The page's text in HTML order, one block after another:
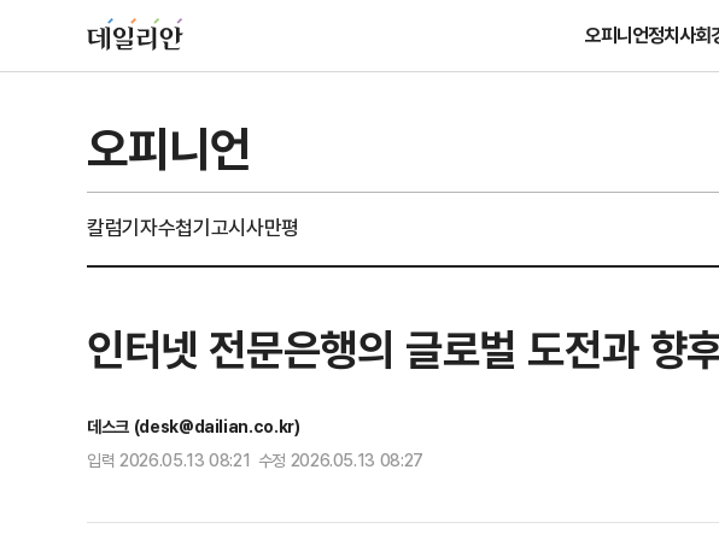
오피니언정치사회
오피니언
칼럼기자수첩기고시사만평
인터넷 전문은행의 글로벌 도전과 향
데스크 (desk@dailian.co.kr)
입력 2026.05.13 08:21 수정 2026.05.13 08:27